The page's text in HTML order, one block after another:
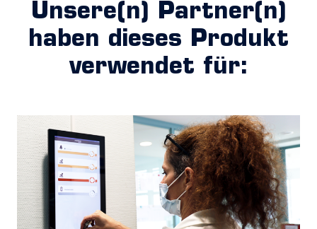
Unsere(n) Partner(n)
haben dieses Produkt
verwendet für: